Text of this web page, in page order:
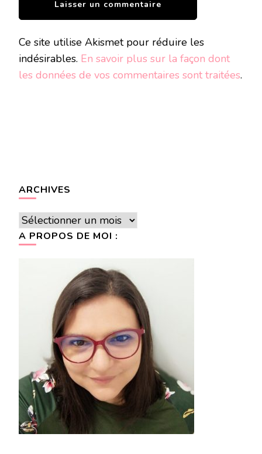
Ce site utilise Akismet pour réduire les
indésirables. En savoir plus sur la façon dont
les données de vos commentaires sont traitées.
ARCHIVES
Archives
A PROPOS DE MOI :